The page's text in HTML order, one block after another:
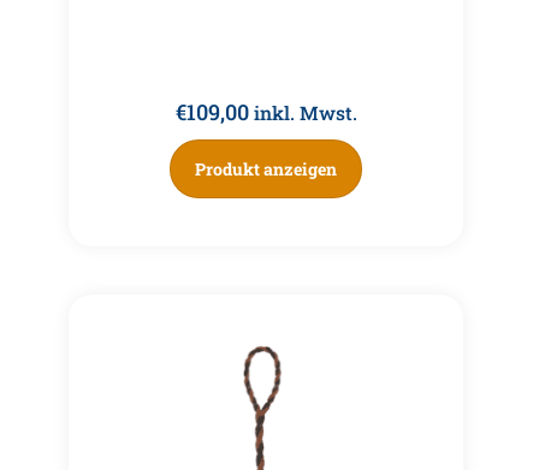
€109,00 inkl. Mwst.
Produkt anzeigen